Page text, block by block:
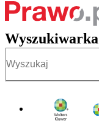
Wyszukiwarka